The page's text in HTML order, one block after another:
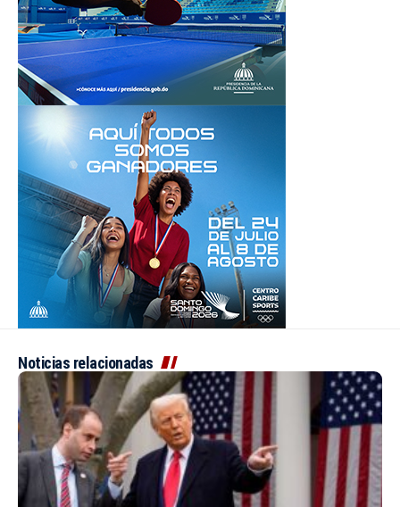
Noticias relacionadas